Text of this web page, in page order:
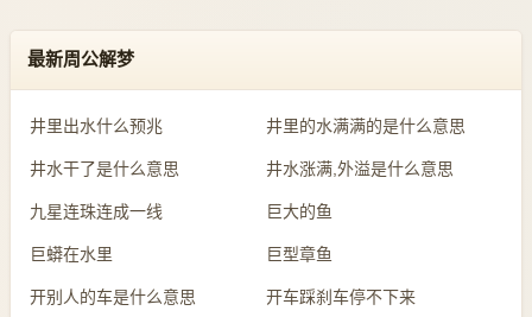
最新周公解梦
井里出水什么预兆 井里的水满满的是什么意思
井水干了是什么意思 井水涨满,外溢是什么意思
九星连珠连成一线 巨大的鱼
巨蟒在水里 巨型章鱼
开别人的车是什么意思 开车踩刹车停不下来